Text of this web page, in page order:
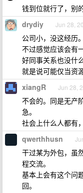
钱到位就行了，别
drydiy Jun 28,
公司小，没这经历。
不过感觉应该会有
好同事关系也没什
就是说可能仅当资
xiangR Jun 28,
不会的。同是无产
急。
社会上什么人都有
qwerthhusn
干过某为外包，虽
程交流。
基本上会有这个问
回。